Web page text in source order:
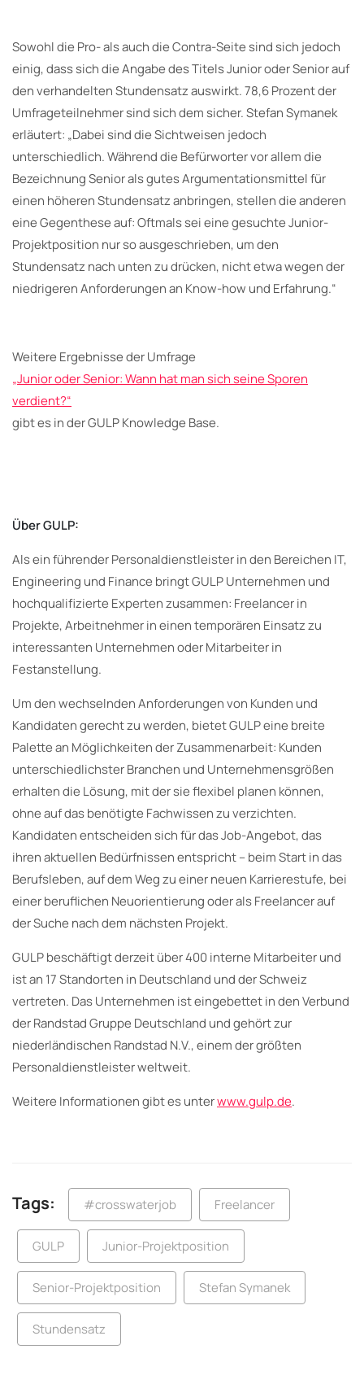
Sowohl die Pro- als auch die Contra-Seite sind sich jedoch
einig, dass sich die Angabe des Titels Junior oder Senior auf
den verhandelten Stundensatz auswirkt. 78,6 Prozent der
Umfrageteilnehmer sind sich dem sicher. Stefan Symanek
erläutert: „Dabei sind die Sichtweisen jedoch
unterschiedlich. Während die Befürworter vor allem die
Bezeichnung Senior als gutes Argumentationsmittel für
einen höheren Stundensatz anbringen, stellen die anderen
eine Gegenthese auf: Oftmals sei eine gesuchte Junior-
Projektposition nur so ausgeschrieben, um den
Stundensatz nach unten zu drücken, nicht etwa wegen der
niedrigeren Anforderungen an Know-how und Erfahrung.“
Weitere Ergebnisse der Umfrage
„Junior oder Senior: Wann hat man sich seine Sporen
verdient?“
gibt es in der GULP Knowledge Base.
Über GULP:
Als ein führender Personaldienstleister in den Bereichen IT,
Engineering und Finance bringt GULP Unternehmen und
hochqualifizierte Experten zusammen: Freelancer in
Projekte, Arbeitnehmer in einen temporären Einsatz zu
interessanten Unternehmen oder Mitarbeiter in
Festanstellung.
Um den wechselnden Anforderungen von Kunden und
Kandidaten gerecht zu werden, bietet GULP eine breite
Palette an Möglichkeiten der Zusammenarbeit: Kunden
unterschiedlichster Branchen und Unternehmensgrößen
erhalten die Lösung, mit der sie flexibel planen können,
ohne auf das benötigte Fachwissen zu verzichten.
Kandidaten entscheiden sich für das Job-Angebot, das
ihren aktuellen Bedürfnissen entspricht – beim Start in das
Berufsleben, auf dem Weg zu einer neuen Karrierestufe, bei
einer beruflichen Neuorientierung oder als Freelancer auf
der Suche nach dem nächsten Projekt.
GULP beschäftigt derzeit über 400 interne Mitarbeiter und
ist an 17 Standorten in Deutschland und der Schweiz
vertreten. Das Unternehmen ist eingebettet in den Verbund
der Randstad Gruppe Deutschland und gehört zur
niederländischen Randstad N.V., einem der größten
Personaldienstleister weltweit.
Weitere Informationen gibt es unterwww.gulp.de.
Tags: #crosswaterjob Freelancer
GULP Junior-Projektposition
Senior-Projektposition Stefan Symanek
Stundensatz